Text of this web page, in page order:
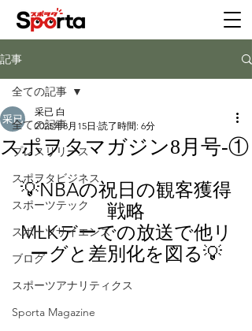
記事
全ての記事
プレスリリース
スポヲタビジネス
スポーツテック
スポーツサイエンス
ブログ
スポーツアナリティクス
Sporta Magazine
全ての記事
スポヲタマガジン8月号-①
采已 白
2025年8月15日 読了時間: 6分
💡NBAの祝日の観客獲得
戦略
MLKデーでの放送で他リ
ーグと差別化を図る💡